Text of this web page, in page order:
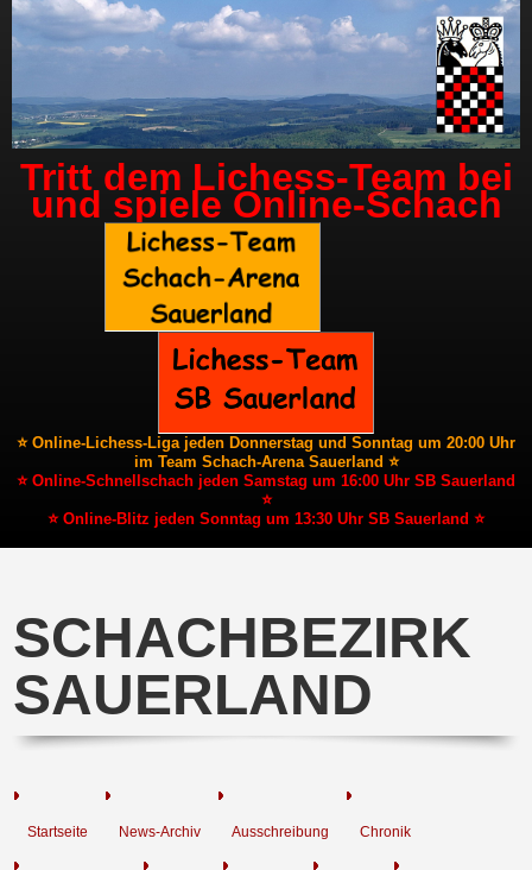
Tritt dem Lichess-Team bei
und spiele Online-Schach
⭐ Online-Lichess-Liga jeden Donnerstag und Sonntag um 20:00 Uhr
im Team Schach-Arena Sauerland ⭐
⭐ Online-Schnellschach jeden Samstag um 16:00 Uhr SB Sauerland
⭐
⭐ Online-Blitz jeden Sonntag um 13:30 Uhr SB Sauerland ⭐
SCHACHBEZIRK
SAUERLAND
Startseite News-Archiv Ausschreibung Chronik